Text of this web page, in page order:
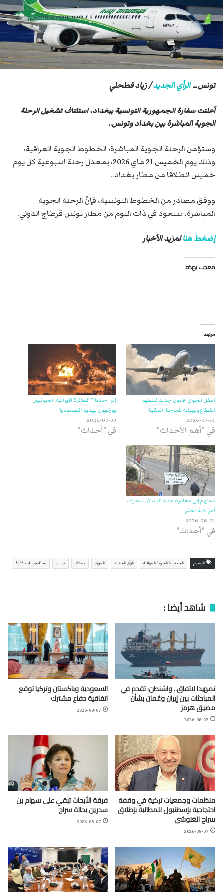
ر
ي
د
ا
إ
ك
ر
و
تونس ــالرأي الجديد/ زياد فطحلي
أعلنت سفارة الجمهورية التونسية ببغداد، استئناف تشغيل الرحلة
الجوية المباشرة بين بغداد وتونس..
وستؤمن الرحلة الجوية المباشرة، الخطوط الجوية العراقية،
وذلك يوم الخميس 21 ماي 2026، بمعدل رحلة اسبوعية كل يوم
خميس انطلاقا من مطار بغداد..
ووفق مصادر من الخطوط التونسية، فإنّ الرحلة الجوية
المباشرة، ستعود في ذات اليوم من مطار تونس قرطاج الدولي.
إضغط هنالمزيد الأخبار
معجب بهذه:
مرتبط
النقل الجوي: قانون جديد لتنظيم
القطاع وتهيئته للمرحلة المقبلة
2026-07-14
في "أهم الأحداث"
إثر “حادثة” الطائرة الإيرانية: الحوثيون
يوجّهون تهديدا للسعودية
2026-07-03
في "أحداث"
دعتهم إلى مغادرة هذه البلدان.. سفارات
أمريكية تحذر
2026-08-01
في "أحداث"
الوسوم الخطوط الجوية العراقية الرأي الجديد العراق بغداد تونس رحلة جوية مباشرة
شاهد أيضا :
تمهيدا لاتفاق.. واشنطن: تقدم في
المباحثات بين إيران وعُمان بشأن
مضيق هرمز
2026-08-07
السعودية وباكستان وتركيا توقع
اتفاقية دفاع مشترك
2026-08-07
منظمات وجمعيات تركية في وقفة
احتجاجية بإسطنبول للمطالبة بإطلاق
سراح الغنوشي
2026-08-07
فرقة الأبحاث تبقي على سهام بن
سدرين بحالة سراح
2026-08-07